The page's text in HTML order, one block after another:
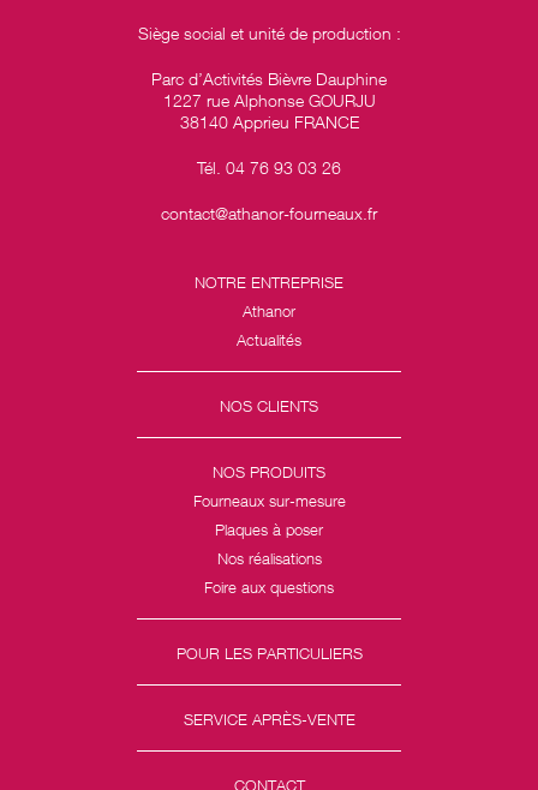
Siège social et unité de production :
Parc d’Activités Bièvre Dauphine
1227 rue Alphonse GOURJU
38140 Apprieu FRANCE
Tél. 04 76 93 03 26
contact@athanor-fourneaux.fr
NOTRE ENTREPRISE
Athanor
Actualités
NOS CLIENTS
NOS PRODUITS
Fourneaux sur-mesure
Plaques à poser
Nos réalisations
Foire aux questions
POUR LES PARTICULIERS
SERVICE APRÈS-VENTE
CONTACT